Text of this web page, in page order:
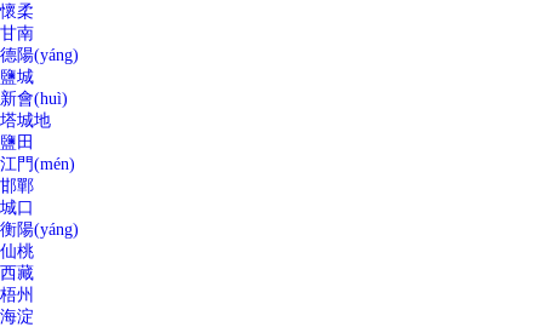
懷柔
甘南
德陽(yáng)
鹽城
新會(huì)
塔城地
鹽田
江門(mén)
邯鄲
城口
衡陽(yáng)
仙桃
西藏
梧州
海淀